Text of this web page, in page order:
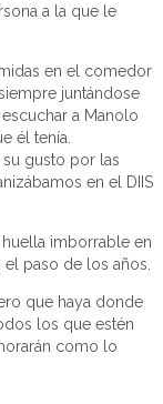
a la que le
en el comedor
juntándose
a Manolo
él tenía.
gusto por las
en el DIIS
imborrable en
paso de los años.
que haya donde
los que estén
como lo